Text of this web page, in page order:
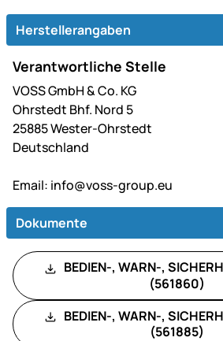
Herstellerangaben
Verantwortliche Stelle
VOSS GmbH & Co. KG
Ohrstedt Bhf. Nord 5
25885 Wester-Ohrstedt
Deutschland
Email: info@voss-group.eu
Dokumente
BEDIEN-, WARN-,
(561860)
BEDIEN-, WARN-,
(561885)